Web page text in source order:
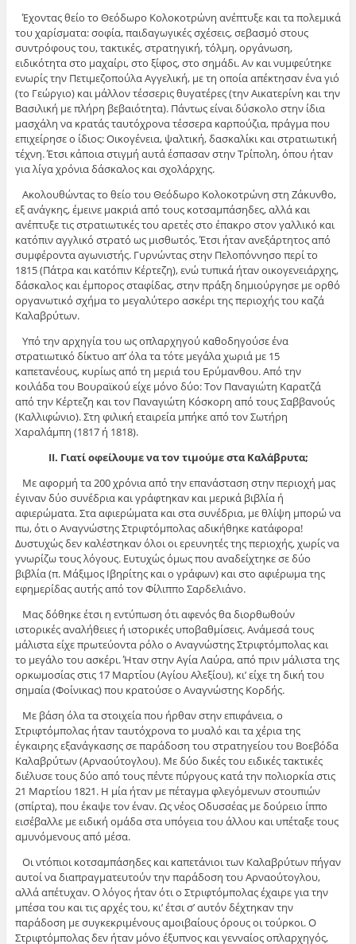
Έχοντας θείο το Θεόδωρο Κολοκοτρώνη ανέπτυξε και τα πολεμικά
του χαρίσματα: σοφία, παιδαγωγικές σχέσεις, σεβασμό στους
συντρόφους του, τακτικές, στρατηγική, τόλμη, οργάνωση,
ειδικότητα στο μαχαίρι, στο ξίφος, στο σημάδι. Αν και νυμφεύτηκε
ενωρίς την Πετιμεζοπούλα Αγγελική, με τη οποία απέκτησαν ένα γιό
(το Γεώργιο) και μάλλον τέσσερις θυγατέρες (την Αικατερίνη και την
Βασιλική με πλήρη βεβαιότητα). Πάντως είναι δύσκολο στην ίδια
μασχάλη να κρατάς ταυτόχρονα τέσσερα καρπούζια, πράγμα που
επιχείρησε ο ίδιος: Οικογένεια, ψαλτική, δασκαλίκι και στρατιωτική
τέχνη. Έτσι κάποια στιγμή αυτά έσπασαν στην Τρίπολη, όπου ήταν
για λίγα χρόνια δάσκαλος και σχολάρχης.
Ακολουθώντας το θείο του Θεόδωρο Κολοκοτρώνη στη Ζάκυνθο,
εξ ανάγκης, έμεινε μακριά από τους κοτσαμπάσηδες, αλλά και
ανέπτυξε τις στρατιωτικές του αρετές στο έπακρο στον γαλλικό και
κατόπιν αγγλικό στρατό ως μισθωτός. Έτσι ήταν ανεξάρτητος από
συμφέροντα αγωνιστής. Γυρνώντας στην Πελοπόννησο περί το
1815 (Πάτρα και κατόπιν Κέρτεζη), ενώ τυπικά ήταν οικογενειάρχης,
δάσκαλος και έμπορος σταφίδας, στην πράξη δημιούργησε με ορθό
οργανωτικό σχήμα το μεγαλύτερο ασκέρι της περιοχής του καζά
Καλαβρύτων.
Υπό την αρχηγία του ως οπλαρχηγού καθοδηγούσε ένα
στρατιωτικό δίκτυο απ’ όλα τα τότε μεγάλα χωριά με 15
καπετανέους, κυρίως από τη μεριά του Ερύμανθου. Από την
κοιλάδα του Βουραϊκού είχε μόνο δύο: Τον Παναγιώτη Καρατζά
από την Κέρτεζη και τον Παναγιώτη Κόσκορη από τους Σαββανούς
(Καλλιφώνιο). Στη φιλική εταιρεία μπήκε από τον Σωτήρη
Χαραλάμπη (1817 ή 1818).
ΙΙ. Γιατί οφείλουμε να τον τιμούμε στα Καλάβρυτα;
Με αφορμή τα 200 χρόνια από την επανάσταση στην περιοχή μας
έγιναν δύο συνέδρια και γράφτηκαν και μερικά βιβλία ή
αφιερώματα. Στα αφιερώματα και στα συνέδρια, με θλίψη μπορώ να
πω, ότι ο Αναγνώστης Στριφτόμπολας αδικήθηκε κατάφορα!
Δυστυχώς δεν καλέστηκαν όλοι οι ερευνητές της περιοχής, χωρίς να
γνωρίζω τους λόγους. Ευτυχώς όμως που αναδείχτηκε σε δύο
βιβλία (π. Μάξιμος Ιβηρίτης και ο γράφων) και στο αφιέρωμα της
εφημερίδας αυτής από τον Φίλιππο Σαρδελιάνο.
Μας δόθηκε έτσι η εντύπωση ότι αφενός θα διορθωθούν
ιστορικές αναλήθειες ή ιστορικές υποβαθμίσεις. Ανάμεσά τους
μάλιστα είχε πρωτεύοντα ρόλο ο Αναγνώστης Στριφτόμπολας και
το μεγάλο του ασκέρι. Ήταν στην Αγία Λαύρα, από πριν μάλιστα της
ορκωμοσίας στις 17 Μαρτίου (Αγίου Αλεξίου), κι’ είχε τη δική του
σημαία (Φοίνικας) που κρατούσε ο Αναγνώστης Κορδής.
Με βάση όλα τα στοιχεία που ήρθαν στην επιφάνεια, ο
Στριφτόμπολας ήταν ταυτόχρονα το μυαλό και τα χέρια της
έγκαιρης εξανάγκασης σε παράδοση του στρατηγείου του Βοεβόδα
Καλαβρύτων (Αρναούτογλου). Με δύο δικές του ειδικές τακτικές
διέλυσε τους δύο από τους πέντε πύργους κατά την πολιορκία στις
21 Μαρτίου 1821. Η μία ήταν με πέταγμα φλεγόμενων στουπιών
(σπίρτα), που έκαψε τον έναν. Ως νέος Οδυσσέας με δούρειο ίππο
εισέβαλλε με ειδική ομάδα στα υπόγεια του άλλου και υπέταξε τους
αμυνόμενους από μέσα.
Οι ντόπιοι κοτσαμπάσηδες και καπετάνιοι των Καλαβρύτων πήγαν
αυτοί να διαπραγματευτούν την παράδοση του Αρναούτογλου,
αλλά απέτυχαν. Ο λόγος ήταν ότι ο Στριφτόμπολας έχαιρε για την
μπέσα του και τις αρχές του, κι’ έτσι σ’ αυτόν δέχτηκαν την
παράδοση με συγκεκριμένους αμοιβαίους όρους οι τούρκοι. Ο
Στριφτόμπολας δεν ήταν μόνο έξυπνος και γενναίος οπλαρχηγός,